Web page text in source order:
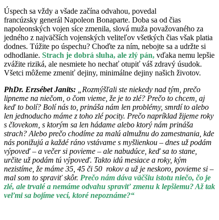
Úspech sa vždy a všade začína odvahou, povedal
francúzsky generál Napoleon Bonaparte. Doba sa od čias
napoleonských vojen síce zmenila, slová muža považovaného za
jedného z najväčších vojenských veliteľov všetkých čias však platia
dodnes. Túžite po úspechu? Choďte za ním, nebojte sa a udržte si
odhodlanie. Strach je dobrá sluha, ale zlý pán, vďaka nemu lepšie
zvážite riziká, ale nesmiete ho nechať otupiť váš zdravý úsudok.
Všetci môžeme zmeniť dejiny, minimálne dejiny našich životov.
PhDr. Erzsébet Janits: „Rozmýšľali ste niekedy nad tým, prečo
lipneme na niečom, o čom vieme, že je to zlé? Prečo to chcem, aj
keď to bolí? Bolí nás to, prináša nám len problémy, smrdí to alebo
len jednoducho máme z toho zlé pocity. Prečo napríklad žijeme roky
s človekom, s ktorým sa len hádame alebo ktorý nám prináša
strach? Alebo prečo chodíme za malú almužnu do zamestnania, kde
nás ponižujú a každé ráno vstávame s myšlienkou – dnes už podám
výpoveď – a večer si povieme – ale nabudúce, keď sa to stane,
určite už podám tú výpoveď. Takto idú mesiace a roky, kým
nezistíme, že máme 35, 45 či 50 rokov a už je neskoro, povieme si –
mal som to spraviť skôr. Prečo nám dáva väčšiu istotu niečo, čo je
zlé, ale trvalé a nemáme odvahu spraviť zmenu k lepšiemu? Až tak
veľmi sa bojíme vecí, ktoré nepoznáme?“